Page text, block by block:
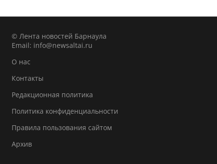
© Лента новостей Барнаула
Email: info@newsaltai.ru
О нас
Контакты
Редакционная политика
Политика конфиденциальности
Правила пользования сайтом
Архив